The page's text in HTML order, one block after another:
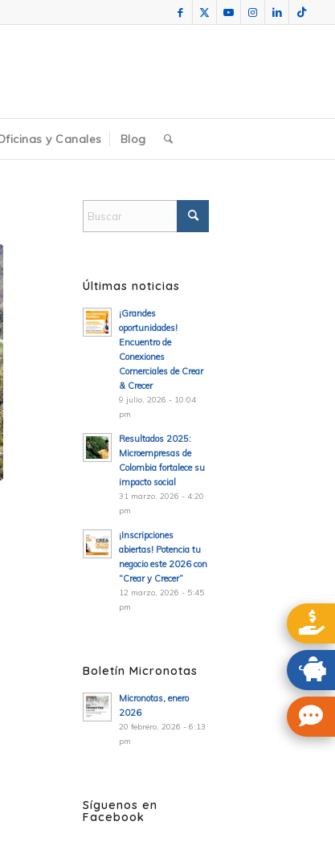
y Canales Blog
Últimas noticias
¡Grandes
oportunidades!
Encuentro de
Conexiones
Comerciales de Crear
& Crecer
9 julio, 2026 - 10:04
pm
Resultados 2025:
Microempresas de
Colombia fortalece su
impacto social
31 marzo, 2026 - 4:20
pm
¡Inscripciones
abiertas! Potencia tu
negocio este 2026 con
“Crear y Crecer”
12 marzo, 2026 - 5:45
pm
Boletín Micronotas
Micronotas, enero
2026
20 febrero, 2026 - 6:13
pm
Síguenos en
Facebook